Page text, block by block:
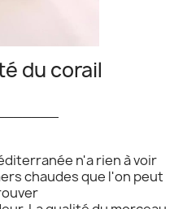
du corail
n'a rien à voir
chaudes que l'on peut